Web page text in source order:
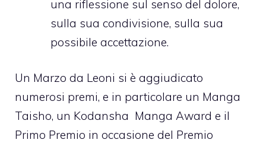
una riflessione sul senso del dolore,
sulla sua condivisione, sulla sua
possibile accettazione.
Un Marzo da Leoni si è aggiudicato
numerosi premi, e in particolare un Manga
Taisho, un Kodansha Manga Award e il
Primo Premio in occasione del Premio